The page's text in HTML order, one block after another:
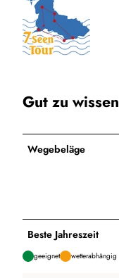
Gut zu wissen
Wegebeläge
Beste Jahreszeit
geeignet wetterabhängig